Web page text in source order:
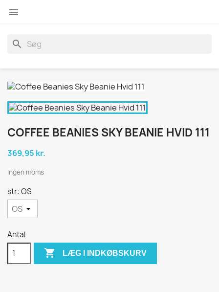

search
COFFEE BEANIES SKY BEANIE HVID 111
369,95 kr.
Ingen moms
str: OS
Antal
 LÆG I INDKØBSKURV